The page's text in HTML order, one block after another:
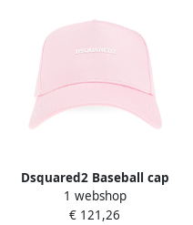
Dsquared2 Baseball cap
Pink Dames
1 webshop
€ 121,26